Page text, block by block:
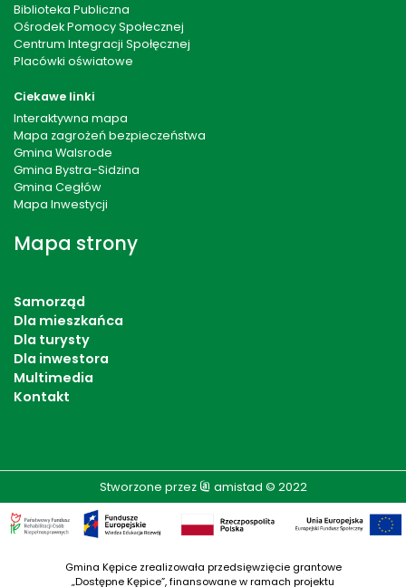
Biblioteka Publiczna
Ośrodek Pomocy Społecznej
Centrum Integracji Społęcznej
Placówki oświatowe
Ciekawe linki
Interaktywna mapa
Mapa zagrożeń bezpieczeństwa
Gmina Walsrode
Gmina Bystra-Sidzina
Gmina Cegłów
Mapa Inwestycji
Mapa strony
Samorząd
Dla mieszkańca
Dla turysty
Dla inwestora
Multimedia
Kontakt
Stworzone przez amistad © 2022
Gmina Kępice zrealizowała przedsięwzięcie grantowe
„Dostępne Kępice”, finansowane w ramach projektu